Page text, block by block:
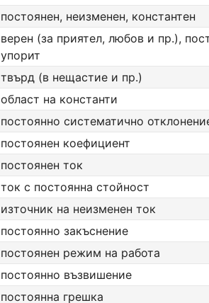
постоянен, неизменен, константен
верен (за приятел, любов и пр.),
упорит
твърд (в нещастие и пр.)
област на константи
постоянно систематично
постоянен коефициент
постоянен ток
ток с постоянна стойност
източник на неизменен ток
постоянно закъснение
постоянен режим на работа
постоянно възвишение
постоянна грешка